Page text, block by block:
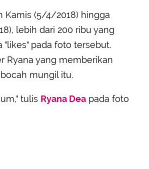
Kamis (5/4/2018) hingga
lebih dari 200 ribu yang
"likes" pada foto tersebut.
Ryana yang memberikan
mungil itu.
tulis Ryana Dea pada foto